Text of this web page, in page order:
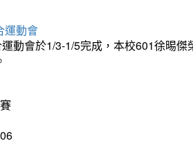
運動會
動會於1/3-1/5完成，本校601徐晹